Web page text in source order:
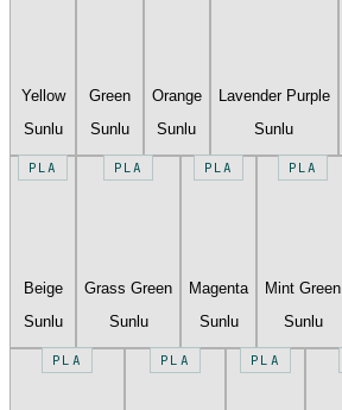
Yellow
Sunlu
Green
Sunlu
Orange
Sunlu
Lavender Purple
Sunlu
PLA
Beige
Sunlu
PLA
Grass Green
Sunlu
PLA
Magenta
Sunlu
PLA
Mint Green
Sunlu
PLA PLA PLA